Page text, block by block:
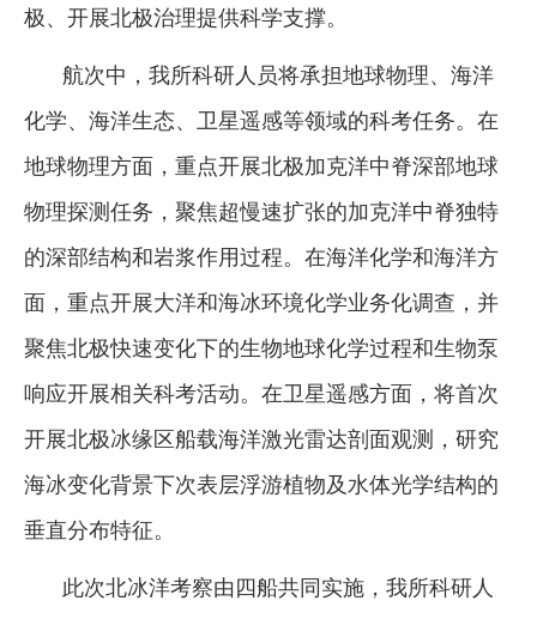
极、开展北极治理提供科学支撑。
航次中，我所科研人员将承担地球物理、海洋
化学、海洋生态、卫星遥感等领域的科考任务。在
地球物理方面，重点开展北极加克洋中脊深部地球
物理探测任务，聚焦超慢速扩张的加克洋中脊独特
的深部结构和岩浆作用过程。在海洋化学和海洋方
面，重点开展大洋和海冰环境化学业务化调查，并
聚焦北极快速变化下的生物地球化学过程和生物泵
响应开展相关科考活动。在卫星遥感方面，将首次
开展北极冰缘区船载海洋激光雷达剖面观测，研究
海冰变化背景下次表层浮游植物及水体光学结构的
垂直分布特征。
此次北冰洋考察由四船共同实施，我所科研人